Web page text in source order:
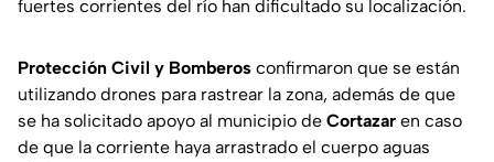
fuertes corrientes del río han dificultado su localización.
Protección Civil y Bomberos confirmaron que se están
utilizando drones para rastrear la zona, además de que
se ha solicitado apoyo al municipio de Cortazar en caso
de que la corriente haya arrastrado el cuerpo aguas